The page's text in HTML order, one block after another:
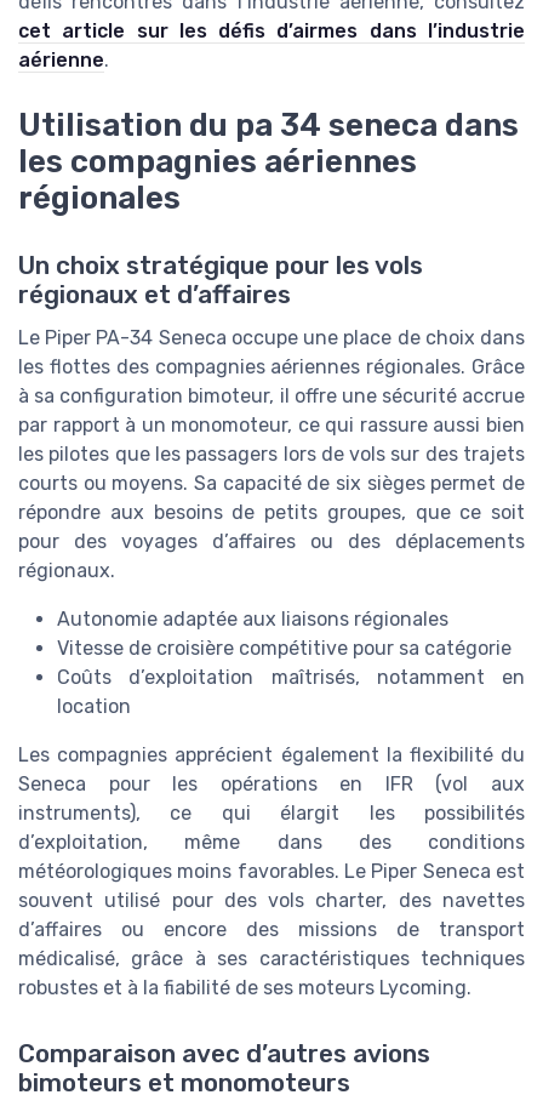
cet article sur les défis d’airmes dans l’industrie
aérienne.
Utilisation du pa 34 seneca dans
les compagnies aériennes
régionales
Un choix stratégique pour les vols
régionaux et d’affaires
Le Piper PA-34 Seneca occupe une place de choix dans
les flottes des compagnies aériennes régionales. Grâce
à sa configuration bimoteur, il offre une sécurité accrue
par rapport à un monomoteur, ce qui rassure aussi bien
les pilotes que les passagers lors de vols sur des trajets
courts ou moyens. Sa capacité de six sièges permet de
répondre aux besoins de petits groupes, que ce soit
pour des voyages d’affaires ou des déplacements
régionaux.
Autonomie adaptée aux liaisons régionales
Vitesse de croisière compétitive pour sa catégorie
Coûts d’exploitation maîtrisés, notamment en
location
Les compagnies apprécient également la flexibilité du
Seneca pour les opérations en IFR (vol aux
instruments), ce qui élargit les possibilités
d’exploitation, même dans des conditions
météorologiques moins favorables. Le Piper Seneca est
souvent utilisé pour des vols charter, des navettes
d’affaires ou encore des missions de transport
médicalisé, grâce à ses caractéristiques techniques
robustes et à la fiabilité de ses moteurs Lycoming.
Comparaison avec d’autres avions
bimoteurs et monomoteurs